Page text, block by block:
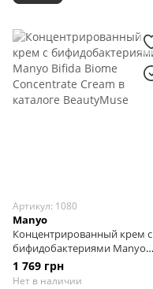
Артикул: 1080
Manyo
Концентрированный крем с
бифидобактериями Manyo
Bifida Biome Concentrate
Cream, 50 мл
1 769 грн
Нет в наличии